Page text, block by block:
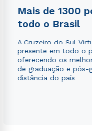
Mais de 1300
todo o Brasil
A Cruzeiro do Sul
presente em todo o
oferecendo os
de graduação e pós-
distância do país
Estou de acordo
autorizo que meus